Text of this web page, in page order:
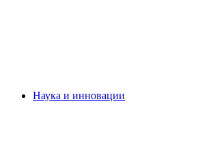
Наука и инновации